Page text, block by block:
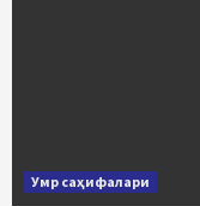
Умр саҳифалари